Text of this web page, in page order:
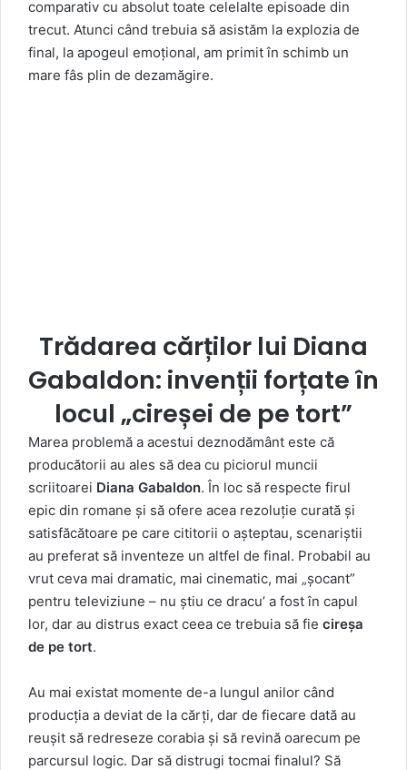
comparativ cu absolut toate celelalte episoade din
trecut. Atunci când trebuia să asistăm la explozia de
final, la apogeul emoțional, am primit în schimb un
mare fâs plin de dezamăgire.
Trădarea cărților lui Diana
Gabaldon: invenții forțate în
locul „cireșei de pe tort”
Marea problemă a acestui deznodământ este că
producătorii au ales să dea cu piciorul muncii
scriitoarei Diana Gabaldon. În loc să respecte firul
epic din romane și să ofere acea rezoluție curată și
satisfăcătoare pe care cititorii o așteptau, scenariștii
au preferat să inventeze un altfel de final. Probabil au
vrut ceva mai dramatic, mai cinematic, mai „șocant”
pentru televiziune – nu știu ce dracu’ a fost în capul
lor, dar au distrus exact ceea ce trebuia să fie cireșa
de pe tort.
Au mai existat momente de-a lungul anilor când
producția a deviat de la cărți, dar de fiecare dată au
reușit să redreseze corabia și să revină oarecum pe
parcursul logic. Dar să distrugi tocmai finalul? Să